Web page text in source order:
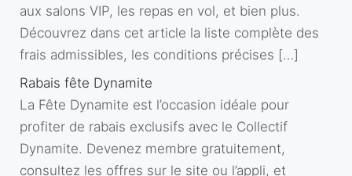
aux salons VIP, les repas en vol, et bien plus.
Découvrez dans cet article la liste complète des
frais admissibles, les conditions précises […]
Rabais fête Dynamite
La Fête Dynamite est l’occasion idéale pour
profiter de rabais exclusifs avec le Collectif
Dynamite. Devenez membre gratuitement,
consultez les offres sur le site ou l’appli, et